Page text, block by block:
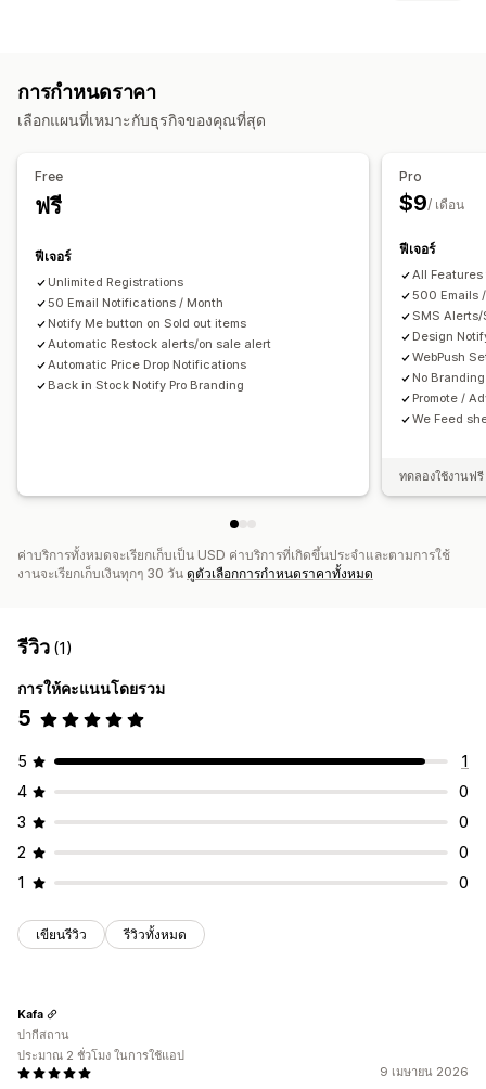
การปรับแต่ง
ปุ่มแจ้งเตือน
การวิเคราะห์และการรายงาน
การแจ้งเตือนแบบพุชบนเว็บ
ขั้นตอนการทำงานอัตโนมัติ
กฎการกำหนดเป้าหมาย
การกำหนดราคา
เลือกแผนที่เหมาะกับธุรกิจของคุณที่สุด
Free
ฟรี
ฟีเจอร์
Unlimited Registrations
50 Email Notifications / Month
Notify Me button on Sold out items
Automatic Restock alerts/on sale alert
Automatic Price Drop Notifications
Back in Stock Notify Pro Branding
Pro
$9/ เดือน
ฟีเจอร์
All Features
500 Emails
SMS Alerts/
Design
WebPush
No Branding
Promote /
We Feed
ทดลองใช้งานฟ
ค่าบริการทั้งหมดจะเรียกเก็บเป็น USD ค่าบริการที่เกิดขึ้นประจำและตามการใช้
งานจะเรียกเก็บเงินทุกๆ 30 วัน ดูตัวเลือกการกำหนดราคาทั้งหมด
รีวิว (1)
การให้คะแนนโดยรวม
5
5
1
4
0
3
0
2
0
1
0
เขียนรีวิว รีวิวทั้งหมด
9 เมษายน 2026
Kafa
ปากีสถาน
ประมาณ 2 ชั่วโมง ในการใช้แอป